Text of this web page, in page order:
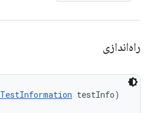
راه‌اندازی
TestInformation testInfo)